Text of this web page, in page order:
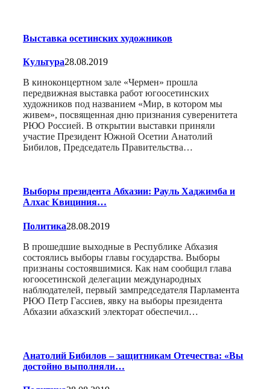
Выставка осетинских художников
Культура28.08.2019
В киноконцертном зале «Чермен» прошла
передвижная выставка работ югоосетинских
художников под названием «Мир, в котором мы
живем», посвященная дню признания суверенитета
РЮО Россией. В открытии выставки приняли
участие Президент Южной Осетии Анатолий
Бибилов, Председатель Правительства…
Выборы президента Абхазии: Рауль Хаджимба и
Алхас Квициния…
Политика28.08.2019
В прошедшие выходные в Республике Абхазия
состоялись выборы главы государства. Выборы
признаны состоявшимися. Как нам сообщил глава
югоосетинской делегации международных
наблюдателей, первый зампредседателя Парламента
РЮО Петр Гассиев, явку на выборы президента
Абхазии абхазский электорат обеспечил…
Анатолий Бибилов – защитникам Отечества: «Вы
достойно выполняли…